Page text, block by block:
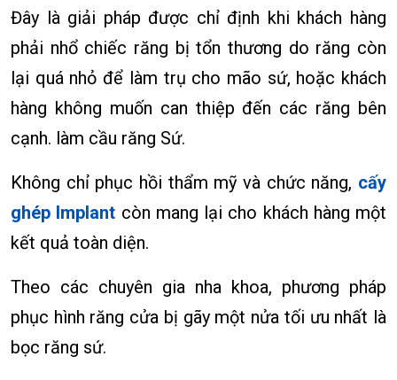
Đây là giải pháp được chỉ định khi khách hàng
phải nhổ chiếc răng bị tổn thương do răng còn
lại quá nhỏ để làm trụ cho mão sứ, hoặc khách
hàng không muốn can thiệp đến các răng bên
cạnh. làm cầu răng Sứ.
Không chỉ phục hồi thẩm mỹ và chức năng, cấy
ghép Implant còn mang lại cho khách hàng một
kết quả toàn diện.
Theo các chuyên gia nha khoa, phương pháp
phục hình răng cửa bị gãy một nửa tối ưu nhất là
bọc răng sứ.